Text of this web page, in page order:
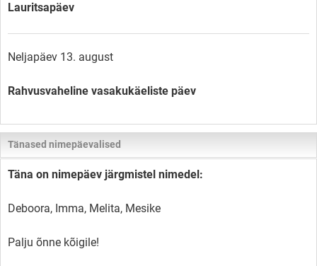
Lauritsapäev
Neljapäev 13. august
Rahvusvaheline vasakukäeliste päev
Tänased nimepäevalised
Täna on nimepäev järgmistel nimedel:
Deboora, Imma, Melita, Mesike
Palju õnne kõigile!